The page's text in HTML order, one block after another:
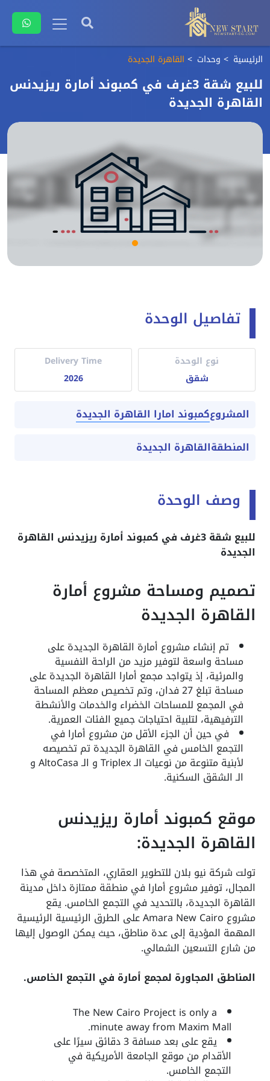
الرئيسية وحدات القاهرة الجديدة
للبيع شقة 3غرف في كمبوند أمارة ريزيدنس
القاهرة الجديدة
تفاصيل الوحدة
نوع الوحدة
شقق
Delivery Time
2026
المشروعكمبوند امارا القاهرة الجديدة
المنطقةالقاهرة الجديدة
وصف الوحدة
للبيع شقة 3غرف في كمبوند أمارة ريزيدنس القاهرة
الجديدة
تصميم ومساحة مشروع أمارة
القاهرة الجديدة
تم إنشاء مشروع أمارة القاهرة الجديدة على
مساحة واسعة لتوفير مزيد من الراحة النفسية
والمرئية، إذ يتواجد مجمع أمارا القاهرة الجديدة على
مساحة تبلغ 27 فدان، وتم تخصيص معظم المساحة
في المجمع للمساحات الخضراء والخدمات والأنشطة
الترفيهية، لتلبية احتياجات جميع الفئات العمرية.
في حين أن الجزء الأقل من مشروع أمارا في
التجمع الخامس في القاهرة الجديدة تم تخصيصه
لأبنية متنوعة من نوعيات الـ Triplex و الـ AltoCasa و
الـ الشقق السكنية.
موقع كمبوند أمارة ريزيدنس
القاهرة الجديدة:
تولت شركة نيو بلان للتطوير العقاري، المتخصصة في هذا
المجال، توفير مشروع أمارا في منطقة ممتازة داخل مدينة
القاهرة الجديدة، بالتحديد في التجمع الخامس. يقع
مشروع Amara New Cairo على الطرق الرئيسية الرئيسية
المهمة المؤدية إلى عدة مناطق، حيث يمكن الوصول إليها
من شارع التسعين الشمالي.
المناطق المجاورة لمجمع أمارة في التجمع الخامس.
The New Cairo Project is only a
minute away from Maxim Mall.
يقع على بعد مسافة 3 دقائق سيرًا على
الأقدام من موقع الجامعة الأمريكية في
التجمع الخامس.